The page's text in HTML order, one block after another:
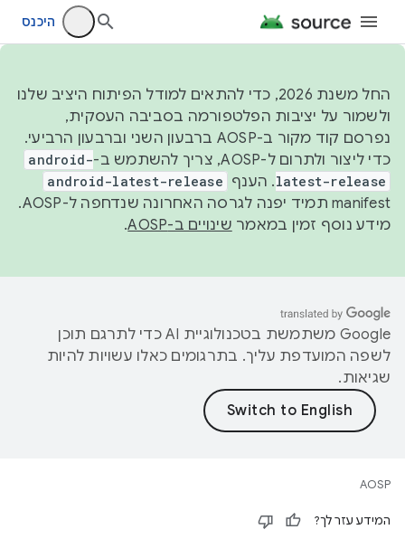
היכנס
החל משנת 2026, כדי להתאים למודל הפיתוח היציב שלנו
ולשמור על יציבות הפלטפורמה בסביבה העסקית,
נפרסם קוד מקור ב-AOSP ברבעון השני וברבעון הרביעי.
כדי ליצור ולתרום ל-AOSP, צריך להשתמש ב-
android-
latest-release. הענף android-latest-release
manifest תמיד יפנה לגרסה האחרונה שנדחפה ל-AOSP.
מידע נוסף זמין במאמר שינויים ב-AOSP .
‫Google משתמשת בטכנולוגיית AI כדי לתרגם תוכן
לשפה המועדפת עליך. בתרגומים כאלו עשויות להיות
שגיאות.
AOSP
המידע עזר לך?